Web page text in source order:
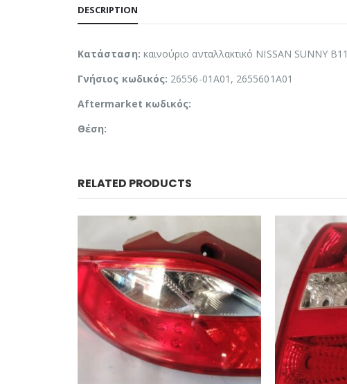
DESCRIPTION
Κατάσταση: καινούριο ανταλλακτικό NISSAN SUNNY B11
Γνήσιος κωδικός: 26556-01A01, 2655601A01
Aftermarket κωδικός:
Θέση:
RELATED PRODUCTS